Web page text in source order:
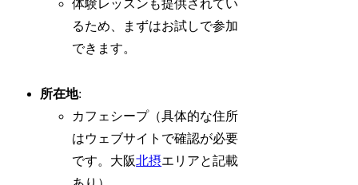
体験レッスンも提供されてい
るため、まずはお試しで参加
できます。
所在地:
カフェシープ（具体的な住所
はウェブサイトで確認が必要
です。大阪北摂エリアと記載